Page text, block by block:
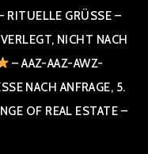
GRÜSSE – GR
NICHT NACH SPA
– AAZ-AAZ-AWZ-
NACH ANFRAGE, 5. E
REAL ESTATE – CO